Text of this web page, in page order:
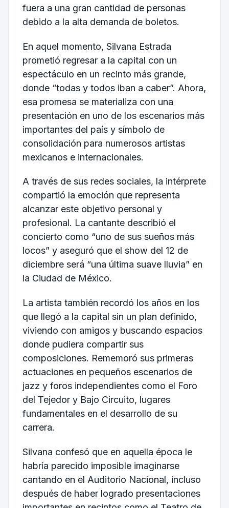
fuera a una gran cantidad de personas
debido a la alta demanda de boletos.
En aquel momento, Silvana Estrada
prometió regresar a la capital con un
espectáculo en un recinto más grande,
donde “todas y todos iban a caber”. Ahora,
esa promesa se materializa con una
presentación en uno de los escenarios más
importantes del país y símbolo de
consolidación para numerosos artistas
mexicanos e internacionales.
A través de sus redes sociales, la intérprete
compartió la emoción que representa
alcanzar este objetivo personal y
profesional. La cantante describió el
concierto como “uno de sus sueños más
locos” y aseguró que el show del 12 de
diciembre será “una última suave lluvia” en
la Ciudad de México.
La artista también recordó los años en los
que llegó a la capital sin un plan definido,
viviendo con amigos y buscando espacios
donde pudiera compartir sus
composiciones. Rememoró sus primeras
actuaciones en pequeños escenarios de
jazz y foros independientes como el Foro
del Tejedor y Bajo Circuito, lugares
fundamentales en el desarrollo de su
carrera.
Silvana confesó que en aquella época le
habría parecido imposible imaginarse
cantando en el Auditorio Nacional, incluso
después de haber logrado presentaciones